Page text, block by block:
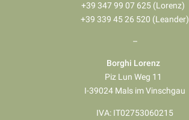
+39 347 99 07 625 (Lorenz)
+39 339 45 26 520 (Leander)
–
Borghi Lorenz
Piz Lun Weg 11
I-39024 Mals im Vinschgau
IVA: IT02753060215